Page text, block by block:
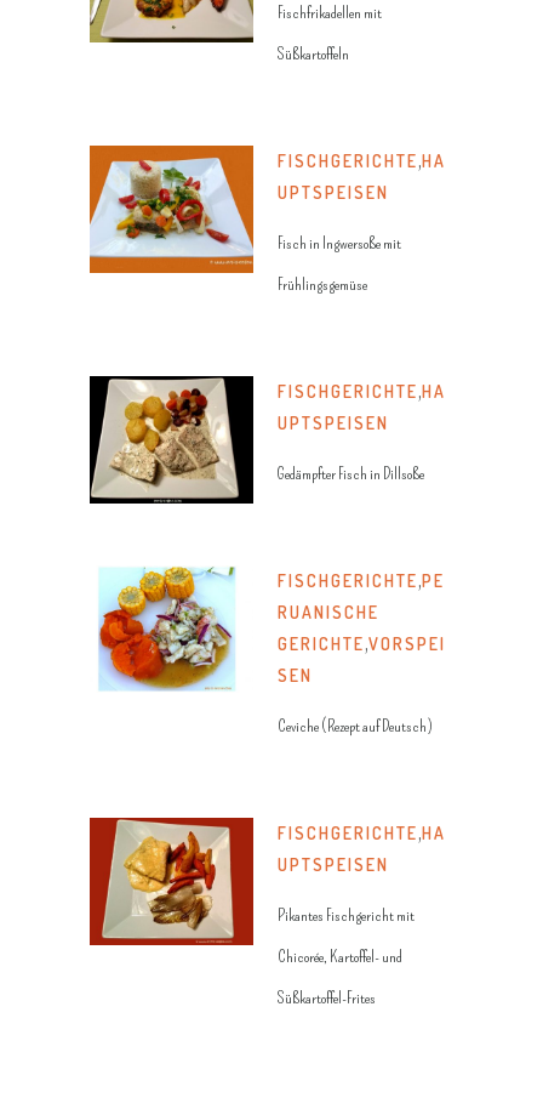
Fischfrikadellen mit
Süßkartoffeln
FISCHGERICHTE,HA
UPTSPEISEN
Fisch in Ingwersoße mit
Frühlingsgemüse
FISCHGERICHTE,HA
UPTSPEISEN
Gedämpfter Fisch in Dillsoße
FISCHGERICHTE,PE
RUANISCHE
GERICHTE,VORSPEI
SEN
Ceviche (Rezept auf Deutsch)
FISCHGERICHTE,HA
UPTSPEISEN
Pikantes Fischgericht mit
Chicorée, Kartoffel- und
Süßkartoffel-Frites